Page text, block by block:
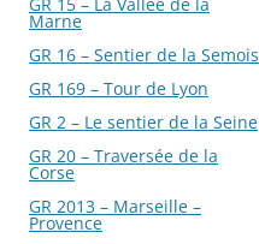
Marne
GR 16 – Sentier de la Semois
GR 169 – Tour de Lyon
GR 2 – Le sentier de la Seine
GR 20 – Traversée de la
Corse
GR 2013 – Marseille –
Provence